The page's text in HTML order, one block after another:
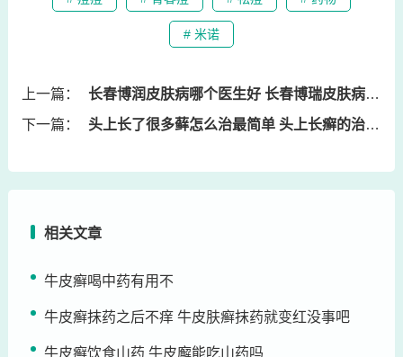
# 米诺
上一篇：
长春博润皮肤病哪个医生好 长春博瑞皮肤病医院
下一篇：
头上长了很多藓怎么治最简单 头上长癣的治疗方法
相关文章
牛皮癣喝中药有用不
牛皮癣抹药之后不痒 牛皮肤癣抹药就变红没事吧
牛皮癣饮食山药 牛皮廨能吃山药吗